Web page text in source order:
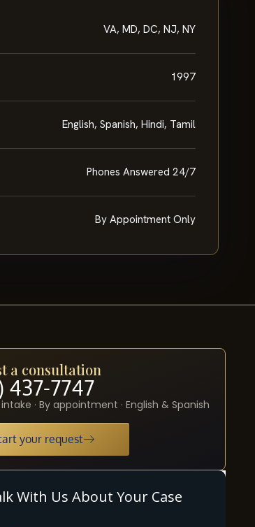
VA, MD, DC, NJ, NY
1997
English, Spanish, Hindi, Tamil
Phones Answered 24/7
By Appointment Only
a consultation
437-7747
· By appointment · English & Spanish
your request